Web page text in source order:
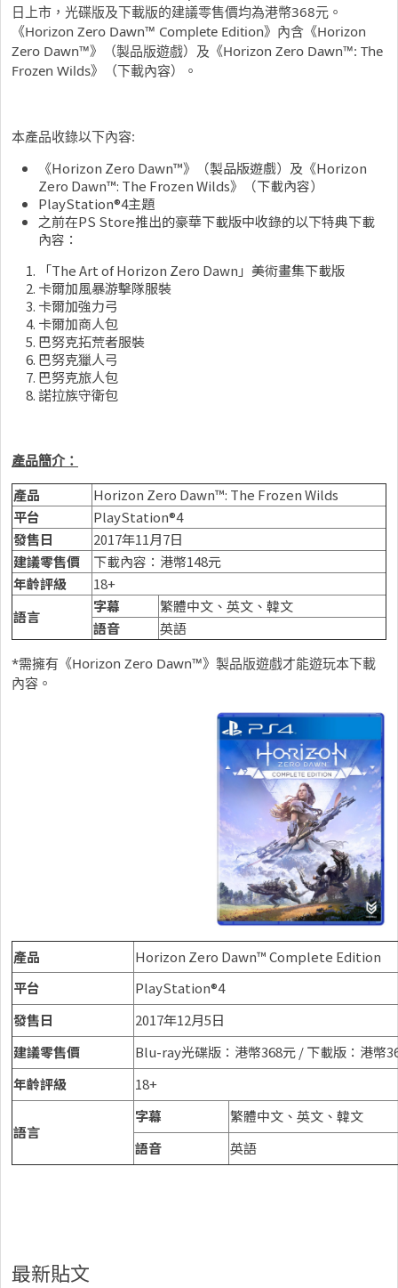
日上市，光碟版及下載版的建議零售價均為港幣368元。
《Horizon Zero Dawn™ Complete Edition》內含《Horizon
Zero Dawn™》（製品版遊戲）及《Horizon Zero Dawn™: The
Frozen Wilds》（下載內容）。
本產品收錄以下內容:
《Horizon Zero Dawn™》（製品版遊戲）及《Horizon
Zero Dawn™: The Frozen Wilds》（下載內容）
PlayStation®4主題
之前在PS Store推出的豪華下載版中收錄的以下特典下載
內容：
「The Art of Horizon Zero Dawn」美術畫集下載版
卡爾加風暴游擊隊服裝
卡爾加強力弓
卡爾加商人包
巴努克拓荒者服裝
巴努克獵人弓
巴努克旅人包
諾拉族守衛包
產品簡介：
產品
Horizon Zero Dawn™: The Frozen Wilds
平台
PlayStation®4
發售日
2017年11月7日
建議零售價
下載內容：港幣148元
年齡評級
18+
語言
字幕
繁體中文、英文、韓文
語音
英語
*需擁有《Horizon Zero Dawn™》製品版遊戲才能遊玩本下載
內容。
產品
Horizon Zero Dawn™ Complete Edition
平台
PlayStation®4
發售日
2017年12月5日
建議零售價
Blu-ray光碟版：港幣368元 / 下載版：港幣
年齡評級
18+
語言
字幕
繁體中文、英文、韓文
語音
英語
最新貼文